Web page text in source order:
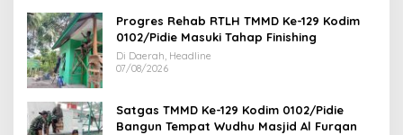
Progres Rehab RTLH TMMD Ke-129 Kodim
0102/Pidie Masuki Tahap Finishing
Di Daerah, Headline
07/08/2026
Satgas TMMD Ke-129 Kodim 0102/Pidie
Bangun Tempat Wudhu Masjid Al Furqan